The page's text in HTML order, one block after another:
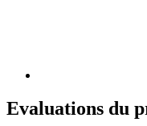
Evaluations du